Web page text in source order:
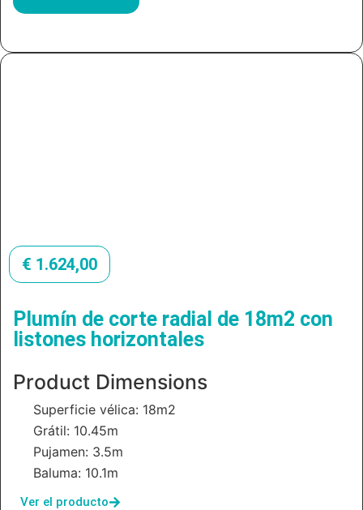
€ 1.624,00
Plumín de corte radial de 18m2 con
listones horizontales
Product Dimensions
Superficie vélica: 18m2
Grátil: 10.45m
Pujamen: 3.5m
Baluma: 10.1m
Ver el producto